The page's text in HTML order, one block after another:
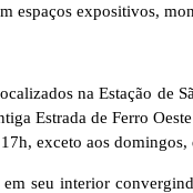
espaços expositivos,
na Estação
Estrada de Ferro
exceto aos
seu interior